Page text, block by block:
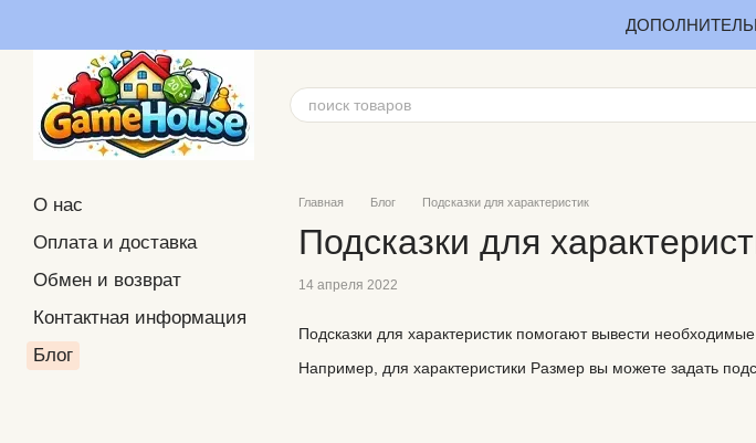
Главная Блог Подсказки для характеристик
Подсказки для
14 апреля 2022
Подсказки для характеристик помогают вывести
Например, для характеристики Размер вы можете задать
О нас
Оплата и доставка
Обмен и возврат
Контактная информация
Блог